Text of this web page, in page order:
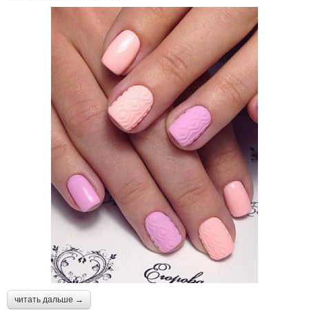
читать дальше →